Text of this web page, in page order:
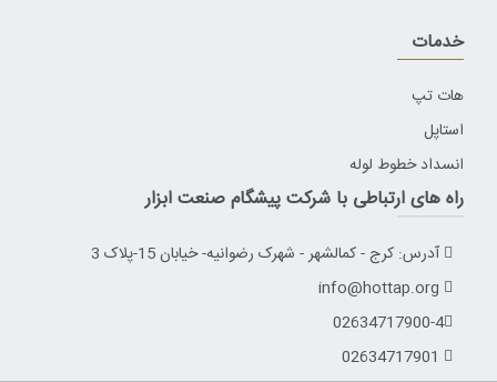
خدمات
هات تپ
استاپل
انسداد خطوط لوله
راه های ارتباطی با شرکت پیشگام صنعت ابزار
آدرس: کرج - کمالشهر - شهرک رضوانیه- خیابان 15-پلاک 3
02634717900-4